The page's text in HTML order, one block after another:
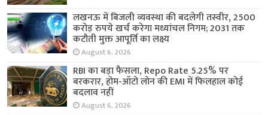
लखनऊ में बिजली व्यवस्था की बदलेगी तस्वीर, 2500
करोड़ रुपये खर्च करेगा मध्यांचल निगम; 2031 तक
कटौती मुक्त आपूर्ति का लक्ष्य
August 6, 2026
RBI का बड़ा फैसला, Repo Rate 5.25% पर
बरकरार, होम-ऑटो लोन की EMI में फिलहाल कोई
बदलाव नहीं
August 6, 2026